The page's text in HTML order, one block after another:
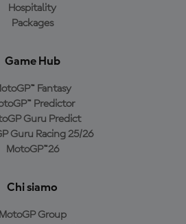
Hospitality
Packages
Game Hub
Fantasy
Predictor
Guru Predict
Guru Racing 25/26
MotoGP™26
Chi siamo
MotoGP Group